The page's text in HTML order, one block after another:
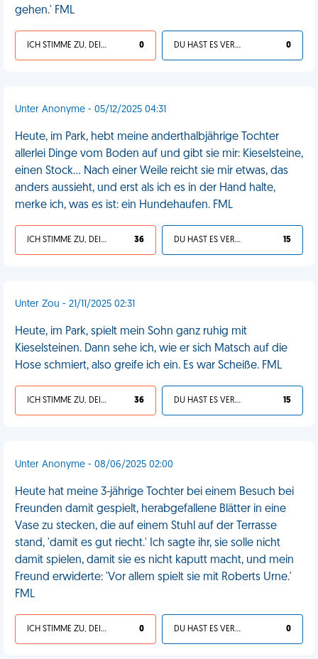
gehen.' FML
ICH STIMME ZU, DEIN LEBEN IST SCHEISSE 0 DU HAST ES VERDIENT 0
Unter Anonyme - 05/12/2025 04:31
Heute, im Park, hebt meine anderthalbjährige Tochter
allerlei Dinge vom Boden auf und gibt sie mir: Kieselsteine,
einen Stock... Nach einer Weile reicht sie mir etwas, das
anders aussieht, und erst als ich es in der Hand halte,
merke ich, was es ist: ein Hundehaufen. FML
ICH STIMME ZU, DEIN LEBEN IST SCHEISSE 36 DU HAST ES VERDIENT 15
Unter Zou - 21/11/2025 02:31
Heute, im Park, spielt mein Sohn ganz ruhig mit
Kieselsteinen. Dann sehe ich, wie er sich Matsch auf die
Hose schmiert, also greife ich ein. Es war Scheiße. FML
ICH STIMME ZU, DEIN LEBEN IST SCHEISSE 36 DU HAST ES VERDIENT 15
Unter Anonyme - 08/06/2025 02:00
Heute hat meine 3-jährige Tochter bei einem Besuch bei
Freunden damit gespielt, herabgefallene Blätter in eine
Vase zu stecken, die auf einem Stuhl auf der Terrasse
stand, 'damit es gut riecht.' Ich sagte ihr, sie solle nicht
damit spielen, damit sie es nicht kaputt macht, und mein
Freund erwiderte: 'Vor allem spielt sie mit Roberts Urne.'
FML
ICH STIMME ZU, DEIN LEBEN IST SCHEISSE 0 DU HAST ES VERDIENT 0